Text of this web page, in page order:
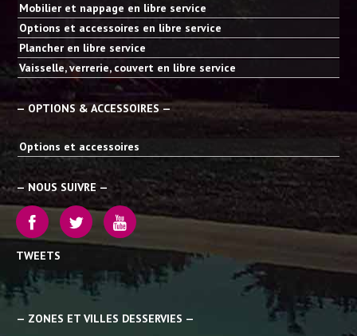
Mobilier et nappage en libre service
Options et accessoires en libre service
Plancher en libre service
Vaisselle, verrerie, couvert en libre service
— OPTIONS & ACCESSOIRES —
Options et accessoires
— NOUS SUIVRE —
TWEETS
— ZONES ET VILLES DESSERVIES —